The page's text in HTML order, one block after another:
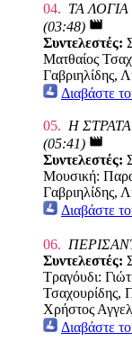
04. ΤΑ ΛΟΓΙΑ
(03:48) movie
Συντελεστές:
Ματθαίος
Γαβριηλίδης,
Διαβάστε
05. Η ΣΤΡΑΤΑ
(05:41) movie
Συντελεστές:
Μουσική:
Γαβριηλίδης,
Διαβάστε
06.
Συντελεστές:
Τραγόυδι:
Τσαχουρίδης,
Χρήστος
Διαβάστε